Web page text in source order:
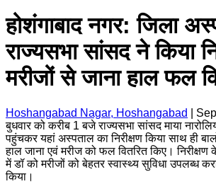
होशंगाबाद नगर: जिला
राज्यसभा सांसद ने किया
मरीजों से जाना हाल फल
Hoshangabad Nagar, Hoshangabad
बुधवार को करीब 1 बजे राज्यसभा सांसद माया
पहुंचकर यहां अस्पताल का निरीक्षण किया साथ ही
हाल जाना एवं मरीज को फल वितरित किए। निरीक्षण
में डॉ को मरीजों को बेहतर स्वास्थ्य सुविधा उपलब्ध
किया।